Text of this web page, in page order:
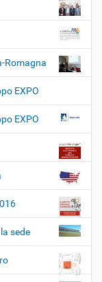
Romagna
EXPO
EXPO
sede